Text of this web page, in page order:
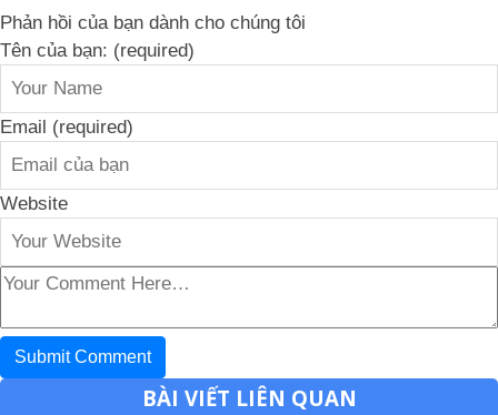
Phản hồi của bạn dành cho chúng tôi
Tên của bạn: (required)
Email (required)
Website
BÀI VIẾT LIÊN QUAN